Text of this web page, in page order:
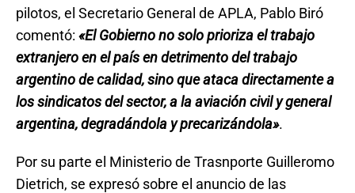
pilotos, el Secretario General de APLA, Pablo Biró
comentó: «El Gobierno no solo prioriza el trabajo
extranjero en el país en detrimento del trabajo
argentino de calidad, sino que ataca directamente a
los sindicatos del sector, a la aviación civil y general
argentina, degradándola y precarizándola».
Por su parte el Ministerio de Trasnporte Guilleromo
Dietrich, se expresó sobre el anuncio de las